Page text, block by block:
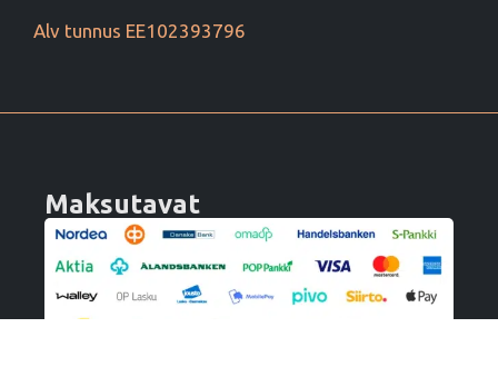
Alv tunnus EE102393796
Maksutavat